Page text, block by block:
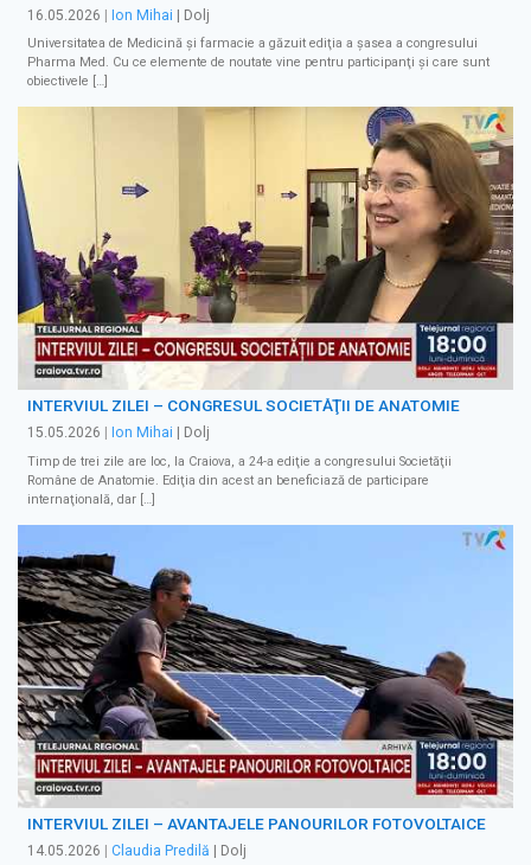
16.05.2026 | Ion Mihai | Dolj
Universitatea de Medicină şi farmacie a găzuit ediţia a şasea a congresului
Pharma Med. Cu ce elemente de noutate vine pentru participanţi şi care sunt
obiectivele […]
INTERVIUL ZILEI – CONGRESUL SOCIETĂŢII DE ANATOMIE
15.05.2026 Ion Mihai | Dolj
Timp de trei zile are loc, la Craiova, a 24-a ediţie a congresului Societăţii
Române de Anatomie. Ediţia din acest an beneficiază de participare
internaţională, dar […]
INTERVIUL ZILEI – AVANTAJELE PANOURILOR FOTOVOLTAICE
14.05.2026 Claudia Predilă | Dolj